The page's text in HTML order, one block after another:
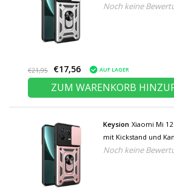
Cover Case Silber
Noch keine
€21,95 €17,56 AUF LAGER
ZUM WARENKORB
Keysion Xiaomi Mi
mit Kickstand und
Grip Cover Case Pink
Noch keine